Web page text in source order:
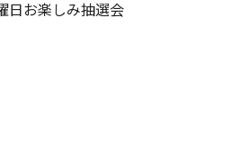
日お楽しみ抽選会